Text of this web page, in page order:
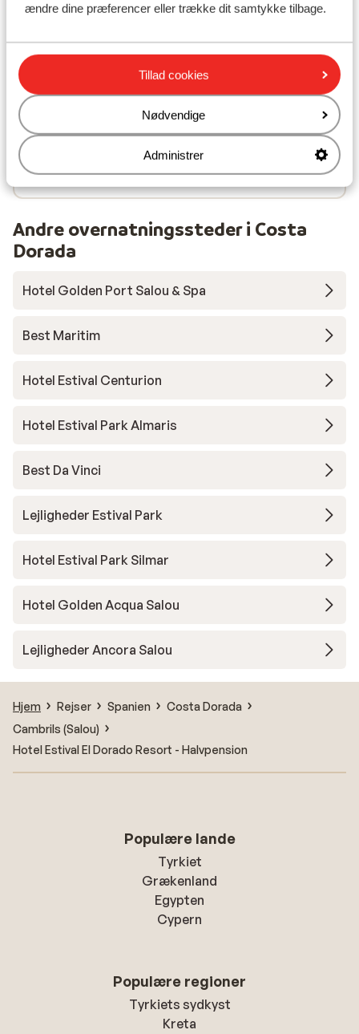
ændre dine præferencer eller trække dit samtykke tilbage.
Tillad cookies
Nødvendige
Administrer
I området
Afstand til stranden ca. 25 meter (sandstrand,
liggestole (mod betaling) , parasol (mod betaling) )
Afstand til centrum: ca. 1500 meter
Afstand til lufthavn Barcelona ca. 105 kilometer:
Reus ca. 18 kilometer
Afstand til togstation ca. 1500 meter
Afstand til busstoppested ca. 50 meter
Andre overnatningssteder i Costa
Dorada
Hotel Golden Port Salou & Spa
Best Maritim
Hotel Estival Centurion
Hotel Estival Park Almaris
Best Da Vinci
Lejligheder Estival Park
Hotel Estival Park Silmar
Hotel Golden Acqua Salou
Lejligheder Ancora Salou
Hjem Rejser Spanien
Costa Dorada
Cambrils (Salou)
Hotel Estival El Dorado Resort - Halvpension
Populære lande
Tyrkiet
Grækenland
Egypten
Cypern
Populære regioner
Tyrkiets sydkyst
Kreta